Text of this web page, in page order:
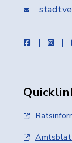
facebook